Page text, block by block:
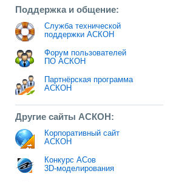
Поддержка и общение:
Служба технической
поддержки АСКОН
Форум пользователей
ПО АСКОН
Партнёрская программа
АСКОН
Другие сайты АСКОН:
Корпоративный сайт
АСКОН
Конкурс АСов
3D-моделирования